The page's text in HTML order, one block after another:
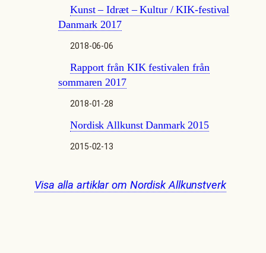
Kunst – Idræt – Kultur / KIK-festival
Danmark 2017
2018-06-06
Rapport från KIK festivalen från
sommaren 2017
2018-01-28
Nordisk Allkunst Danmark 2015
2015-02-13
Visa alla artiklar om Nordisk Allkunstverk